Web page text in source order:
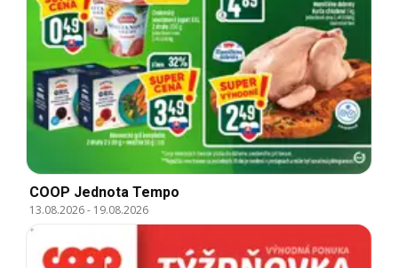
COOP Jednota Tempo
13.08.2026- 19.08.2026